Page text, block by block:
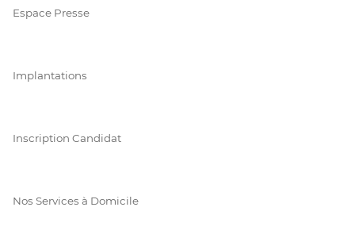
Espace Presse
Implantations
Inscription Candidat
Nos Services à Domicile